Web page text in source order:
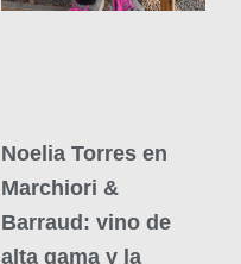
Noelia Torres en
Marchiori &
Barraud: vino de
alta gama y la